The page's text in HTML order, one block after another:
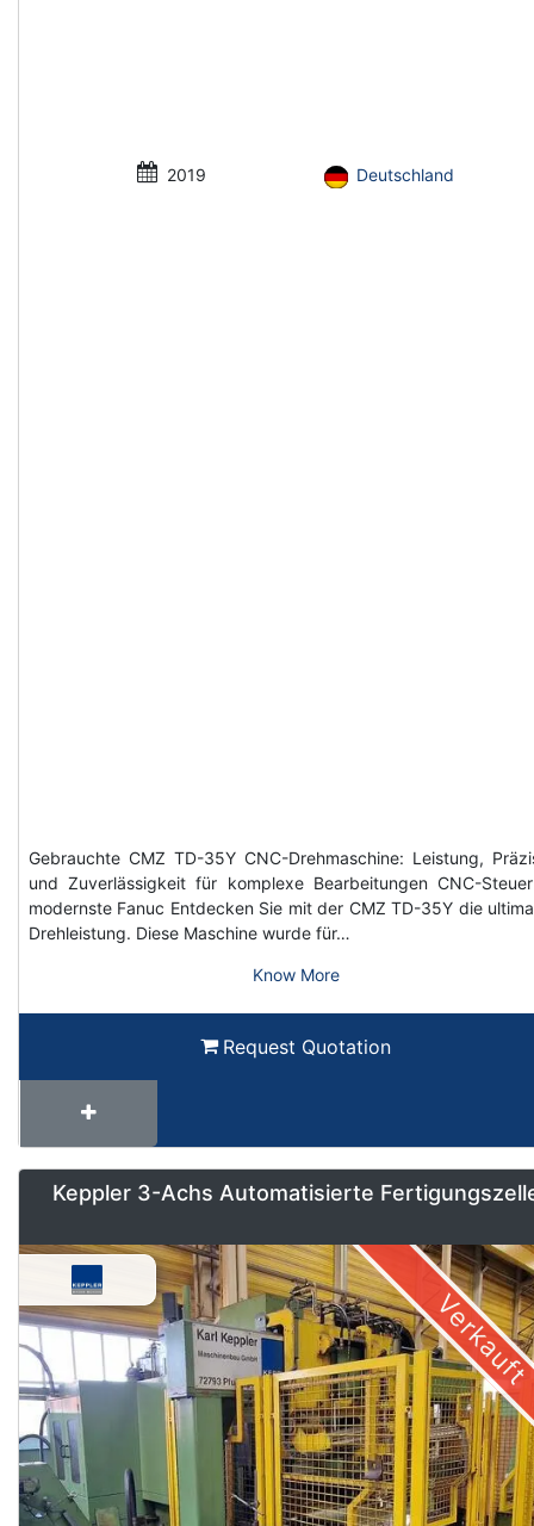
2019 Deutschland
Gebrauchte CMZ TD-35Y CNC-Drehmaschine: Leistung,
und Zuverlässigkeit für komplexe Bearbeitungen CNC-
modernste Fanuc Entdecken Sie mit der CMZ TD-35Y die
Drehleistung. Diese Maschine wurde für…
Know More
Request Quotation
Keppler 3-Achs Automatisierte
Verkauft